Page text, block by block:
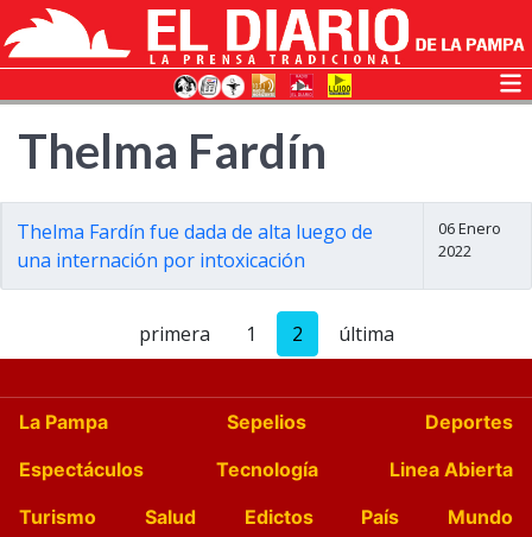
Thelma Fardín
Thelma Fardín fue dada de alta luego de
una internación por intoxicación
06 Enero
2022
primera 1 2 última
La Pampa Sepelios
Deportes
Espectáculos
Tecnología
Linea Abierta
Turismo
Salud Edictos País
Mundo